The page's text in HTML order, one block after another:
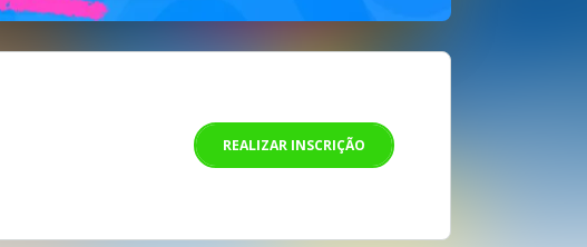
REALIZAR INSCRIÇÃO